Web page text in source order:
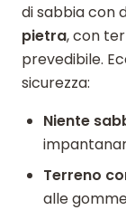
di sabbia con
pietra, con
prevedibile.
sicurezza:
Niente
Terreno
alle